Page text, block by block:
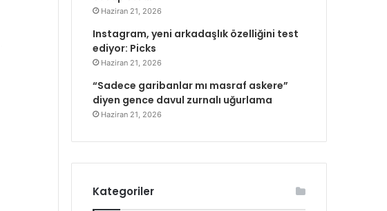
Haziran 21, 2026
Instagram, yeni arkadaşlık özelliğini test
ediyor: Picks
Haziran 21, 2026
“Sadece garibanlar mı masraf askere”
diyen gence davul zurnalı uğurlama
Haziran 21, 2026
Kategoriler